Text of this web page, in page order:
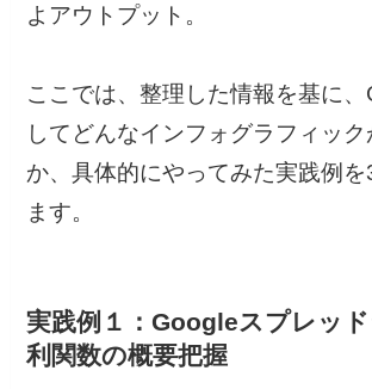
よアウトプット。
ここでは、整理した情報を基に
してどんなインフォグラフィッ
か、具体的にやってみた実践例を
ます。
実践例１：Googleスプレッ
利関数の概要把握